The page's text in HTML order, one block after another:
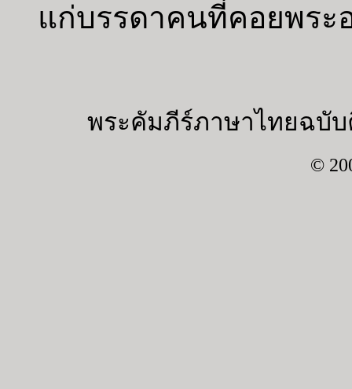
แก่บรรดาคนที่คอยพระ
พระคัมภีร์ภาษาไทยฉบับ
©